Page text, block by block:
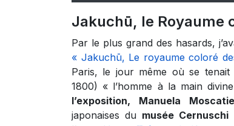
Jakuchū, le Royaume
Par le plus grand des hasards,
« Jakuchū, Le royaume coloré
Paris, le jour même où se
1800) « l’homme à la main
l’exposition, Manuela
japonaises du musée Cernuschi